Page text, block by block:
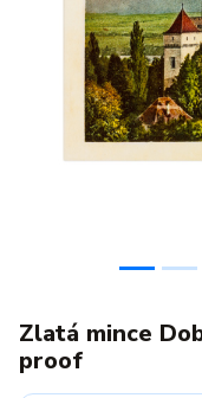
Previous
Zlatá mince
proof